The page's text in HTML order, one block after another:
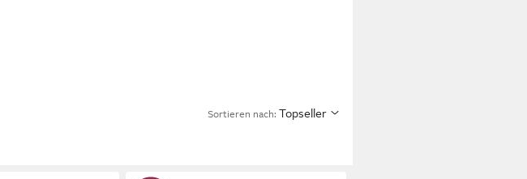
Sortieren nach: Topseller